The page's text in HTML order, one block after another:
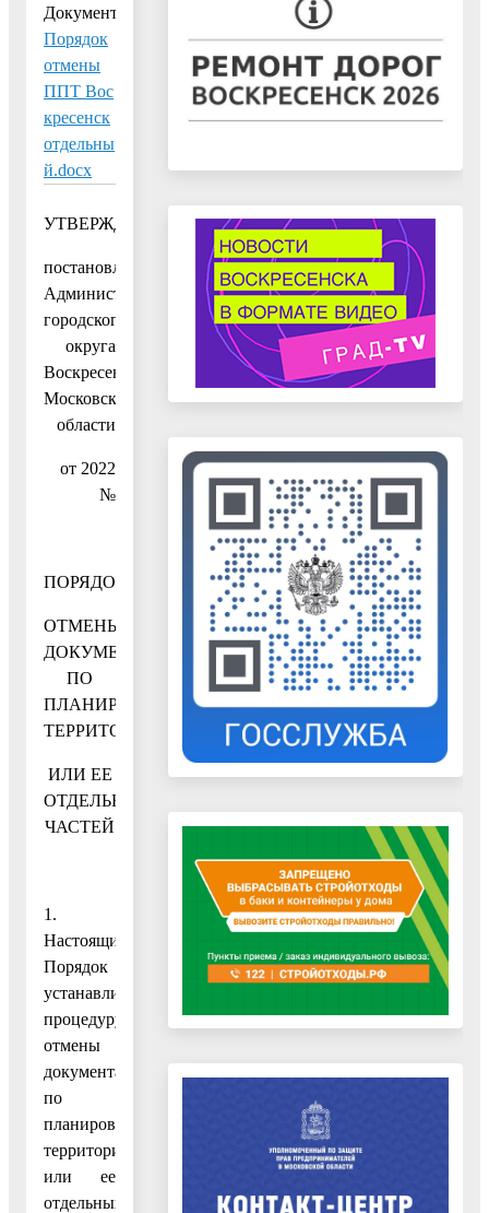
Документ:
Порядок
отмены
ППТ Вос
кресенск
отдельны
й.docx
УТВЕРЖДЕН
постановлением
Администрации
городского
округа
Воскресенск
Московской
области
от 2022
№
ПОРЯДОК
ОТМЕНЫ
ДОКУМЕНТАЦИИ
ПО
ПЛАНИРОВКЕ
ТЕРРИТОРИИ
ИЛИ ЕЕ
ОТДЕЛЬНЫХ
ЧАСТЕЙ
1.
Настоящий
Порядок
устанавливает
процедуру
отмены
документации
по
планировке
территории
или ее
отдельных